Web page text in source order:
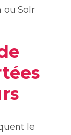
Solr.
le